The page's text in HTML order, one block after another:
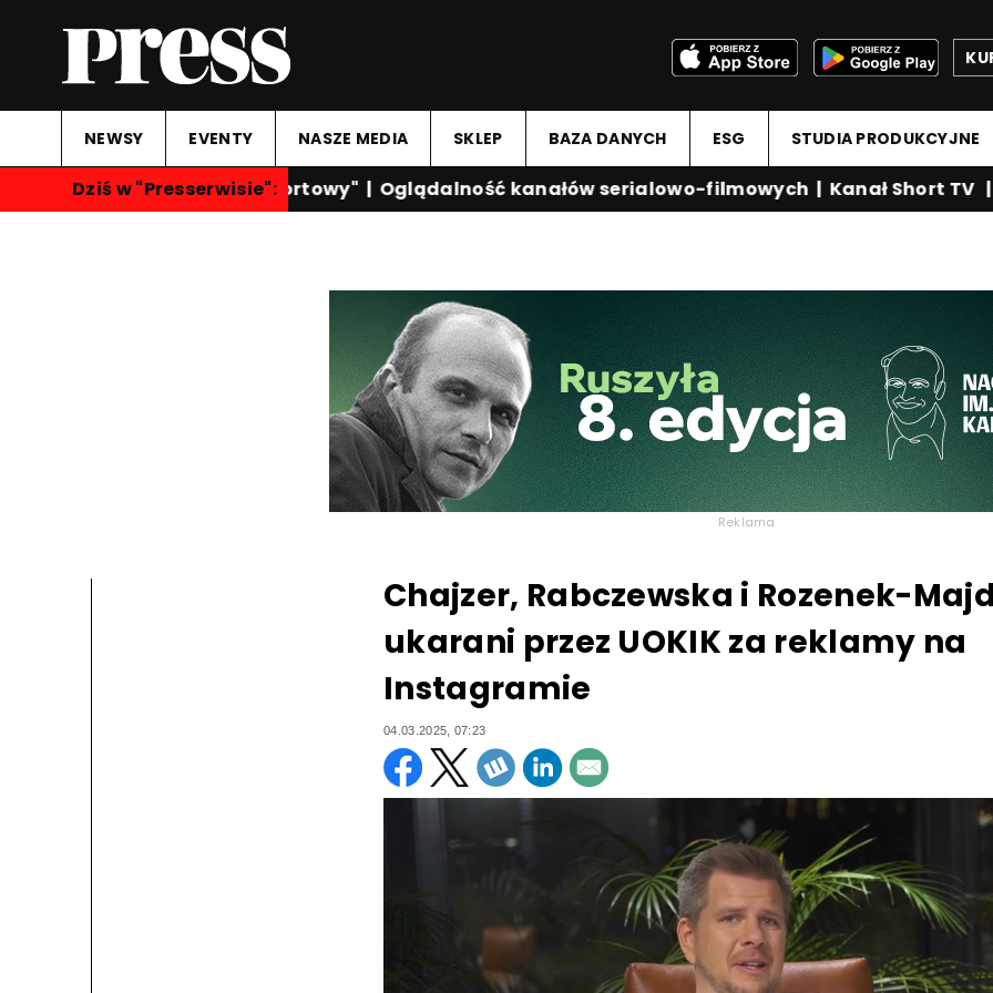
NEWSY EVENTY NASZE MEDIA SKLEP BAZA DANYCH ESG STUDIA PRODUKCYJNE
Dziś w "Presserwisie":
"Przegląd Sportowy"|Oglądalność kanałów serialowo-filmowych|Kanał Short TV |
Reklama
Chajzer, Rabczewska i Rozenek-
ukarani przez UOKIK za reklamy na
Instagramie
04.03.2025, 07:23